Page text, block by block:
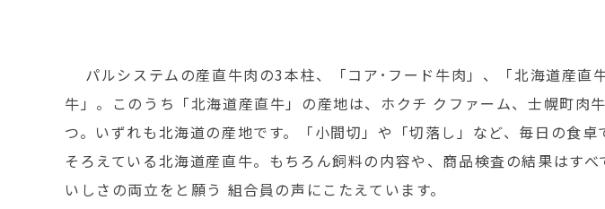
パルシステムの産直牛肉の3本柱、「コア･フード牛肉」、「北海道産直
牛」。このうち「北海道産直牛」の産地は、ホクチ クファーム、士幌町肉
つ。いずれも北海道の産地です。「小間切」や「切落し」など、毎日の食卓
そろえている北海道産直牛。もちろん飼料の内容や、商品検査の結果はすべ
いしさの両立をと願う 組合員の声にこたえています。